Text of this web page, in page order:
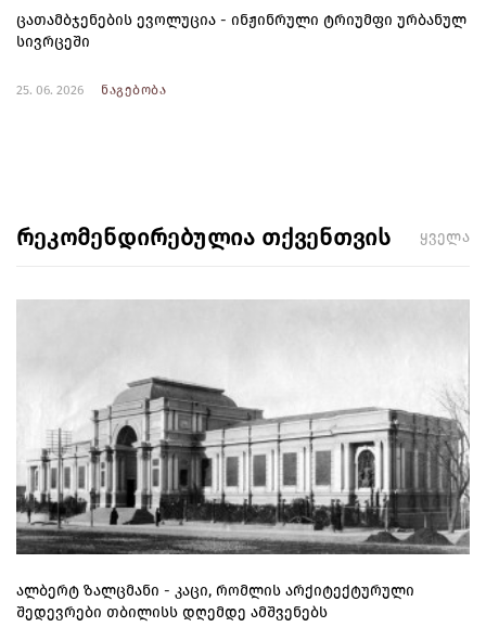
ცათამბჯენების ევოლუცია - ინჟინრული ტრიუმფი ურბანულ
სივრცეში
25. 06. 2026 ნაგებობა
რეკომენდირებულია თქვენთვის ყველა
ალბერტ ზალცმანი - კაცი, რომლის არქიტექტურული
შედევრები თბილისს დღემდე ამშვენებს